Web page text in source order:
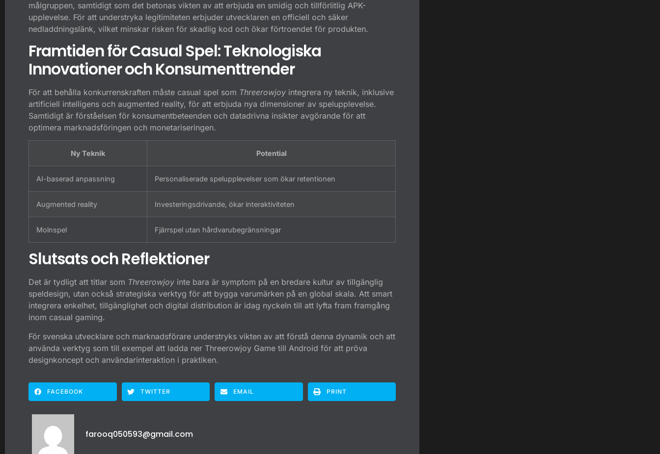
målgruppen, samtidigt som det betonas vikten av att erbjuda en smidig och tillförlitlig APK-
upplevelse. För att understryka legitimiteten erbjuder utvecklaren en officiell och säker
nedladdningslänk, vilket minskar risken för skadlig kod och ökar förtroendet för produkten.
Framtiden för Casual Spel: Teknologiska
Innovationer och Konsumenttrender
För att behålla konkurrenskraften måste casual spel som Threerowjoy integrera ny teknik, inklusive
artificiell intelligens och augmented reality, för att erbjuda nya dimensioner av spelupplevelse.
Samtidigt är förståelsen för konsumentbeteenden och datadrivna insikter avgörande för att
optimera marknadsföringen och monetariseringen.
Ny Teknik Potential
AI-baserad anpassning Personaliserade spelupplevelser som ökar retentionen
Augmented reality Investeringsdrivande, ökar interaktiviteten
Molnspel Fjärrspel utan hårdvarubegränsningar
Slutsats och Reflektioner
Det är tydligt att titlar som Threerowjoy inte bara är symptom på en bredare kultur av tillgänglig
speldesign, utan också strategiska verktyg för att bygga varumärken på en global skala. Att smart
integrera enkelhet, tillgänglighet och digital distribution är idag nyckeln till att lyfta fram framgång
inom casual gaming.
För svenska utvecklare och marknadsförare understryks vikten av att förstå denna dynamik och att
använda verktyg som till exempel att ladda ner Threerowjoy Game till Android för att pröva
designkoncept och användarinteraktion i praktiken.
FACEBOOK TWITTER EMAIL PRINT
farooq050593@gmail.com